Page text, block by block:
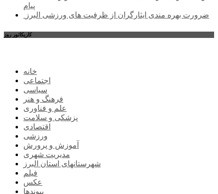
پیام
ضرورت بهره مندی ایثارگران از ظرفیت های ورزشی البرز
کاریکاتور روز
خانه
اجتماعی
سیاسی
فرهنگ و هنر
علم و فناوری
پزشکی و سلامت
اقتصادی
ورزشی
آموزش و پرورش
مدیریت شهری
شهرستانهای استان البرز
فیلم
عکس
پیوندها